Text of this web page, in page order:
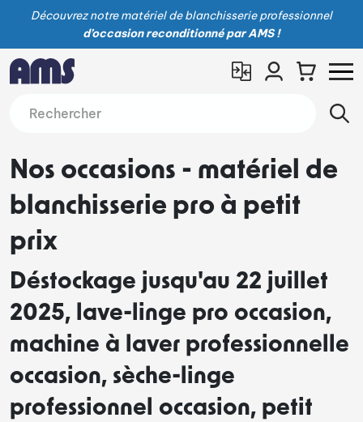
Découvrez notre matériel de blanchisserie professionnel
d’occasion reconditionné par AMS !
Nos occasions - matériel de
blanchisserie pro à petit
prix
Déstockage jusqu'au 22 juillet
2025, lave-linge pro occasion,
machine à laver professionnelle
occasion, sèche-linge
professionnel occasion, petit